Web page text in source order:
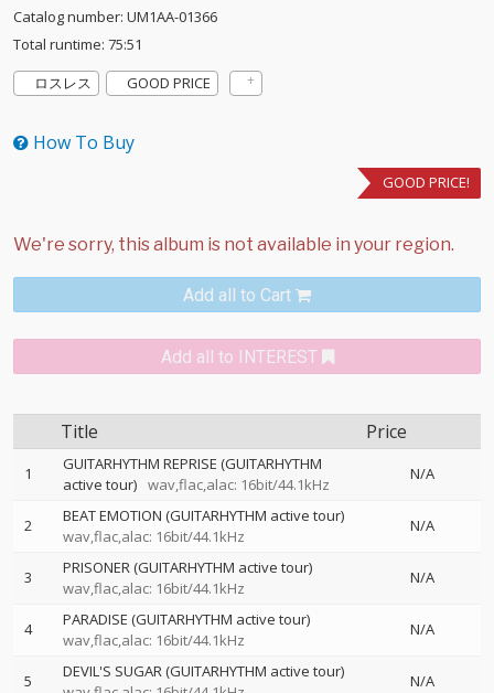
Catalog number: UM1AA-01366
Total runtime: 75:51
ロスレス
GOOD PRICE
How To Buy
GOOD PRICE!
Add all to Cart
Add all to INTEREST
Title Price
1
GUITARHYTHM REPRISE (GUITARHYTHM
active tour) wav,flac,alac: 16bit/44.1kHz
N/A
2
BEAT EMOTION (GUITARHYTHM active tour)
wav,flac,alac: 16bit/44.1kHz
N/A
3
PRISONER (GUITARHYTHM active tour)
wav,flac,alac: 16bit/44.1kHz
N/A
4
PARADISE (GUITARHYTHM active tour)
wav,flac,alac: 16bit/44.1kHz
N/A
5
DEVIL'S SUGAR (GUITARHYTHM active tour)
N/A